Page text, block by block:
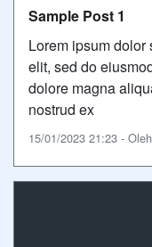
Sample Post 1
Lorem ipsum
elit, sed do
dolore magna
nostrud ex
15/01/2023 21:23 -